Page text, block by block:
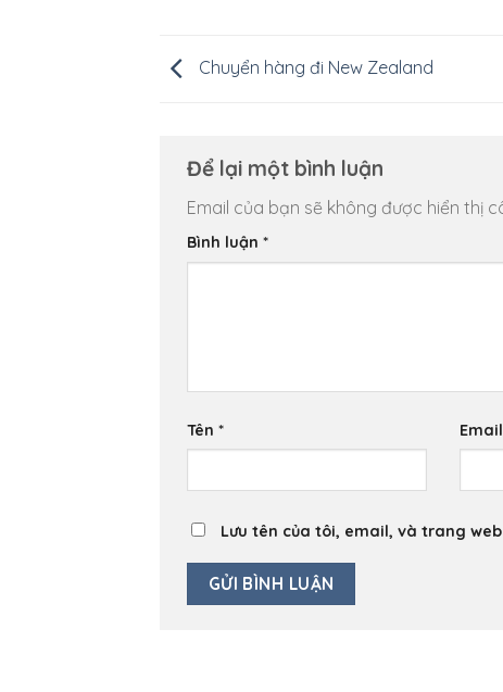
Chuyển hàng đi New Zealand
Để lại một bình luận
Email của bạn sẽ không được hiển thị
Bình luận *
Tên * Email
Lưu tên của tôi, email, và trang